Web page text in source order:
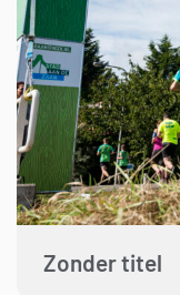
Zonder titel